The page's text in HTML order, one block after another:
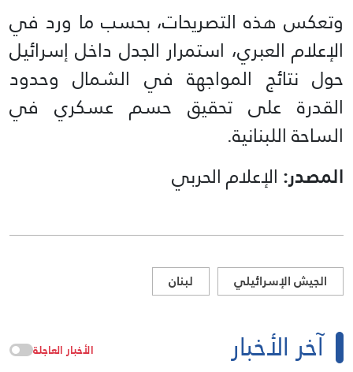
وتعكس هذه التصريحات، بحسب ما ورد في
الإعلام العبري، استمرار الجدل داخل إسرائيل
حول نتائج المواجهة في الشمال وحدود
القدرة على تحقيق حسم عسكري في
الساحة اللبنانية.
المصدر: الإعلام الحربي
الجيش الإسرائيلي لبنان
آخر الأخبار الأخبار العاجلة